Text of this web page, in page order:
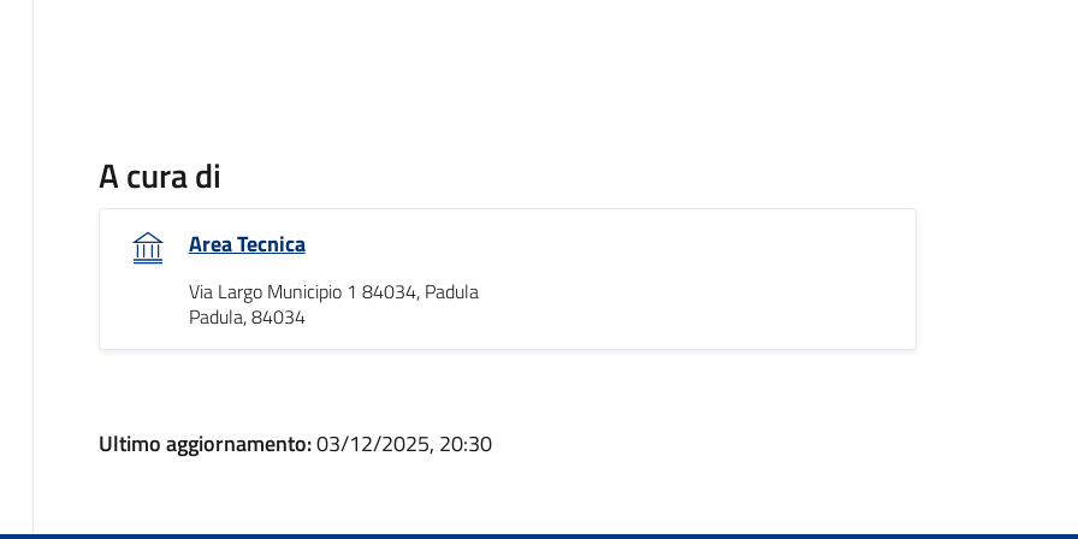
A cura di
Area Tecnica
Via Largo Municipio 1 84034, Padula
Padula, 84034
Ultimo aggiornamento:03/12/2025, 20:30